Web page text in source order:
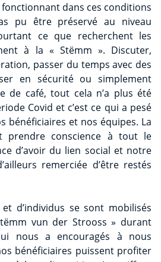
dans ces conditions
pu être préservé au niveau
ce que recherchent les
à la « Stëmm ». Discuter,
passer du temps avec des
en sécurité ou simplement
de café, tout cela n’a plus été
Covid et c’est ce qui a pesé
bénéficiaires et nos équipes. La
prendre conscience à tout le
d’avoir du lien social et notre
remerciée d’être restés
d’individus se sont mobilisés
vun der Strooss » durant
nous a encouragés à nous
bénéficiaires puissent profiter